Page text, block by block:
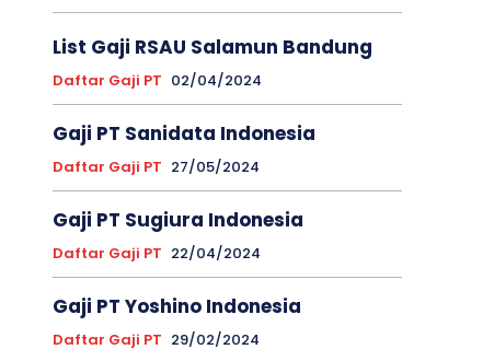
List Gaji RSAU Salamun Bandung
Daftar Gaji PT 02/04/2024
Gaji PT Sanidata Indonesia
Daftar Gaji PT 27/05/2024
Gaji PT Sugiura Indonesia
Daftar Gaji PT 22/04/2024
Gaji PT Yoshino Indonesia
Daftar Gaji PT 29/02/2024